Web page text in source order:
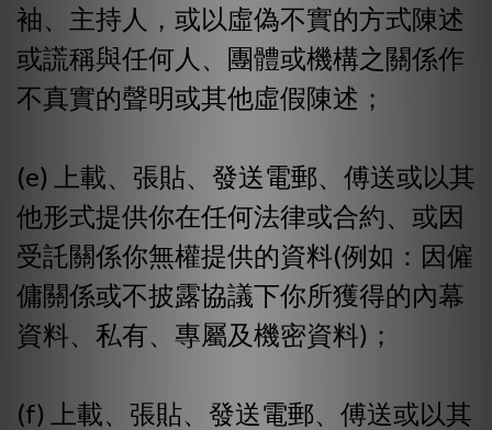
袖、主持人，或以虛偽不實的方式陳述
或謊稱與任何人、團體或機構之關係作
不真實的聲明或其他虛假陳述；
(e) 上載、張貼、發送電郵、傅送或以其
他形式提供你在任何法律或合約、或因
受託關係你無權提供的資料(例如：因僱
傭關係或不披露協議下你所獲得的內幕
資料、私有、專屬及機密資料)；
(f) 上載、張貼、發送電郵、傅送或以其